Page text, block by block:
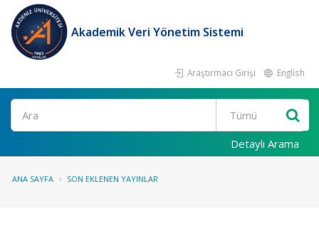
Akademik Veri Yönetim Sistemi
Araştırmacı Girişi English
Ara
Detaylı Arama
ANA SAYFA SON EKLENEN YAYINLAR